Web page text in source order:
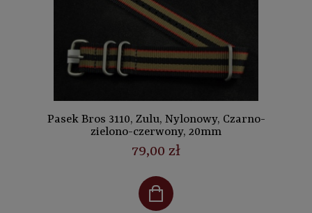
Pasek Bros 3110, Zulu, Nylonowy, Czarno-
zielono-czerwony, 20mm
79,00 zł